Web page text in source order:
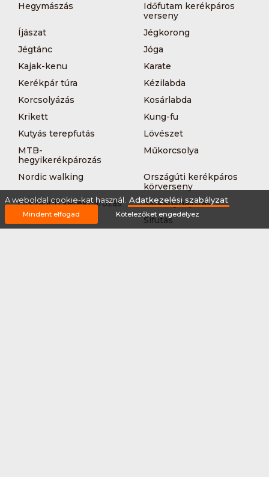
Hegymászás
Időfutam kerékpáros
verseny
Íjászat
Jégkorong
Jégtánc
Jóga
Kajak-kenu
Karate
Kerékpár túra
Kézilabda
Korcsolyázás
Kosárlabda
Krikett
Kung-fu
Kutyás terepfutás
Lövészet
MTB-
hegyikerékpározás
Műkorcsolya
Nordic walking
Országúti kerékpáros
körverseny
Országúti kerékpározás
Sárkányhajózás
Síelés
Sífutás
A weboldal cookie-kat használ. Adatkezelési szabályzat
Mindent elfogad Kötelezőket engedélyez